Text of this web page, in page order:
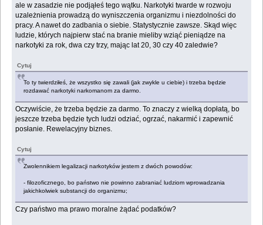
ale w zasadzie nie podjąłeś tego wątku. Narkotyki twarde w rozwoju
uzależnienia prowadzą do wyniszczenia organizmu i niezdolności do
pracy. A nawet do zadbania o siebie. Statystycznie zawsze. Skąd więc
ludzie, których najpierw stać na branie mieliby wziąć pieniądze na
narkotyki za rok, dwa czy trzy, mając lat 20, 30 czy 40 zaledwie?
Cytuj
To ty twierdziłeś, że wszystko się zawali (jak zwykle u ciebie) i trzeba będzie
rozdawać narkotyki narkomanom za darmo.
Oczywiście, że trzeba będzie za darmo. To znaczy z wielką dopłatą, bo
jeszcze trzeba będzie tych ludzi odziać, ogrzać, nakarmić i zapewnić
posłanie. Rewelacyjny biznes.
Cytuj
Zwolennikiem legalizacji narkotyków jestem z dwóch powodów:
- filozoficznego, bo państwo nie powinno zabraniać ludziom wprowadzania
jakichkolwiek substancji do organizmu;
Czy państwo ma prawo moralne żądać podatków?